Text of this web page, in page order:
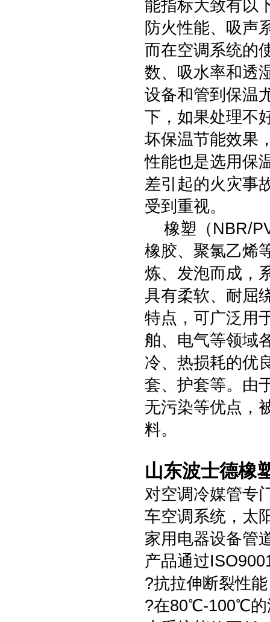
能指标大致有以
防火性能、吸声
而在空调系统的
数、吸水率和透
设备和管到保温
下，如果处理不
坏保温节能效果
性能也是选用保
差引起的火灾事
受到重视。
橡塑（NBR/
橡胶、聚氯乙烯
炼、发泡而成，
具有柔软、耐屈
特点，可广泛用
舶、电气等领域
冷、热损耗的优
套、护套等。由
无污染等优点，
料。
山东波士德橡
对空调冷媒管专
车空调系统，太
家用电器设备管
产品通过
?抗拉伸断裂性
?在80℃-100℃的